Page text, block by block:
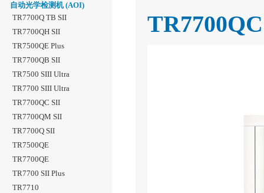
自动光学检测机 (AOI)
TR7700Q TB SII
TR7700QH SII
TR7500QE Plus
TR7700QB SII
TR7500 SIII Ultra
TR7700 SIII Ultra
TR7700QC SII
TR7700QM SII
TR7700Q SII
TR7500QE
TR7700QE
TR7700 SII Plus
TR7710